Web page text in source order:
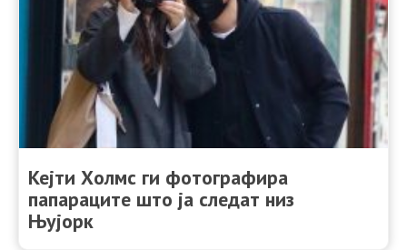
Кејти Холмс ги фотографира
папараците што ја следат низ
Њујорк